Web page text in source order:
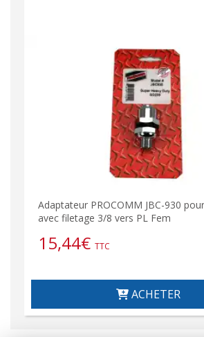
Adaptateur PROCOMM JBC-930
avec filetage 3/8 vers PL Fem
15,44€ TTC
ACHETER